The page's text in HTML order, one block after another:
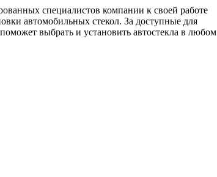
специалистов компании к своей работе
автомобильных стекол. За доступные для
выбрать и установить автостекла в любом